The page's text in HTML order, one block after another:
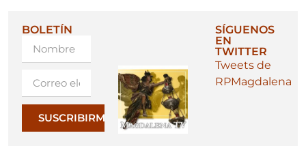
BOLETÍN
SUSCRIBIRME
SÍGUENOS
EN
TWITTER
Tweets de
RPMagdalena